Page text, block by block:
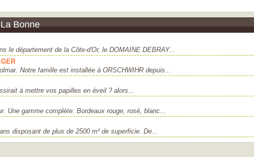
Bonne
le département de la Côte-d'Or, le DOMAINE DEBRAY...
Notre famille est installée à ORSCHWIHR depuis...
à mettre vos papilles en éveil ? alors...
Une gamme complète: Bordeaux rouge, rosé, blanc...
disposant de plus de 2500 m² de superficie. De...